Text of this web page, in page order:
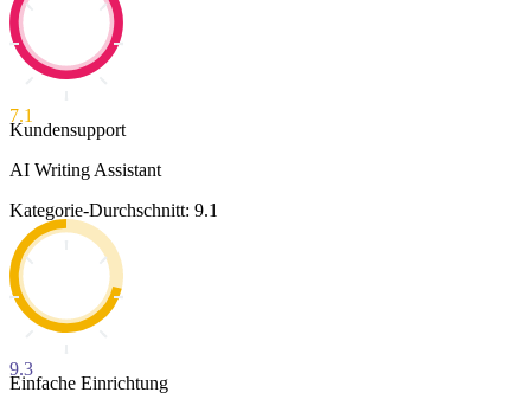
7.1
Kundensupport
AI Writing Assistant
Kategorie-Durchschnitt: 9.1
9.3
Einfache Einrichtung